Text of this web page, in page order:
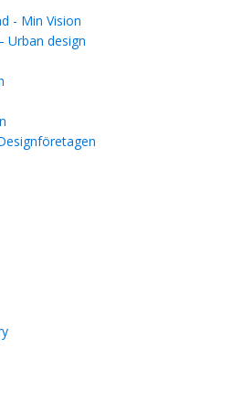
- Min Vision
Urban design